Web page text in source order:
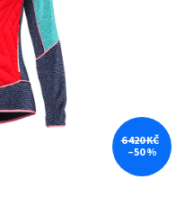
6 420 KČ
–50 %